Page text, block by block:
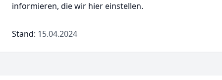
informieren, die wir hier einstellen.
Stand: 15.04.2024